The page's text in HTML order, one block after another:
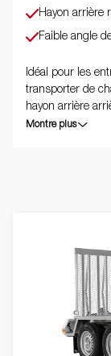
Hayon arrière
Faible angle
Idéal pour les
transporter de
hayon arrière
et garde boue
Montre plus